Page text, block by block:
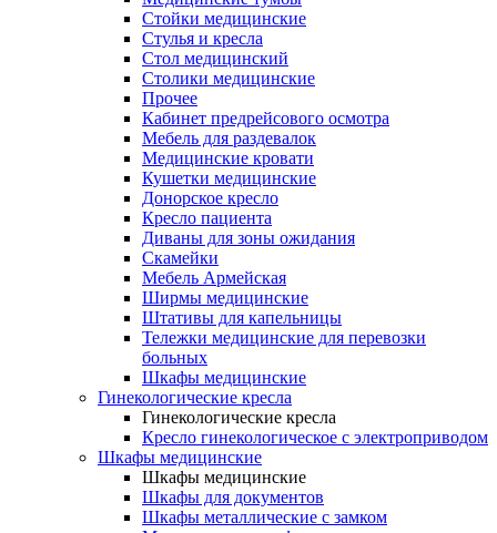
Стойки медицинские
Cтулья и кресла
Стол медицинский
Столики медицинские
Прочее
Кабинет предрейсового осмотра
Мебель для раздевалок
Медицинские кровати
Кушетки медицинские
Донорское кресло
Кресло пациента
Диваны для зоны ожидания
Скамейки
Мебель Армейская
Ширмы медицинские
Штативы для капельницы
Тележки медицинские для перевозки
больных
Шкафы медицинские
Гинекологические кресла
Гинекологические кресла
Кресло гинекологическое с электроприводом
Шкафы медицинские
Шкафы медицинские
Шкафы для документов
Шкафы металлические с замком